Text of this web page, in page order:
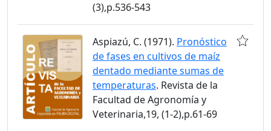
(3),p.536-543
Aspiazú, C. (1971). Pronóstico
de fases en cultivos de maíz
dentado mediante sumas de
temperaturas. Revista de la
Facultad de Agronomía y
Veterinaria,19, (1-2),p.61-69